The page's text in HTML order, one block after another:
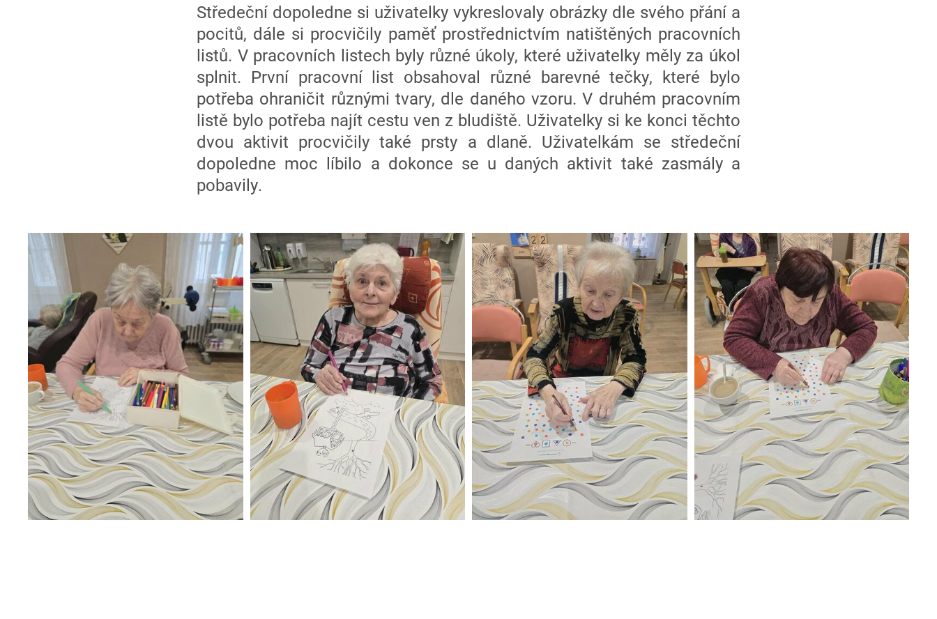
Středeční dopoledne si uživatelky vykreslovaly obrázky dle svého přání a
pocitů, dále si procvičily paměť prostřednictvím natištěných pracovních
listů. V pracovních listech byly různé úkoly, které uživatelky měly za úkol
splnit. První pracovní list obsahoval různé barevné tečky, které bylo
potřeba ohraničit různými tvary, dle daného vzoru. V druhém pracovním
listě bylo potřeba najít cestu ven z bludiště. Uživatelky si ke konci těchto
dvou aktivit procvičily také prsty a dlaně. Uživatelkám se středeční
dopoledne moc líbilo a dokonce se u daných aktivit také zasmály a
pobavily.